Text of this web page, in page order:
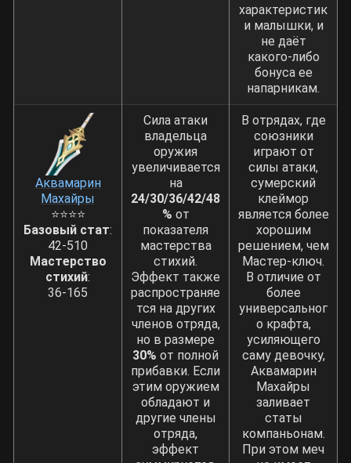
характеристик
и малышки, и
не даёт
какого-либо
бонуса ее
напарникам.
Аквамарин
Махайры
⭐⭐⭐⭐
Базовый стат:
42-510
Мастерство
стихий:
36-165
Сила атаки
владельца
оружия
увеличивается
на
24/30/36/42/48
% от
показателя
мастерства
стихий.
Эффект также
распространяе
тся на других
членов отряда,
но в размере
30% от полной
прибавки. Если
этим оружием
обладают и
другие члены
отряда,
эффект
В отрядах, где
союзники
играют от
силы атаки,
сумерский
клеймор
является более
хорошим
решением, чем
Мастер-ключ.
В отличие от
более
универсальног
о крафта,
усиляющего
саму девочку,
Аквамарин
Махайры
заливает
статы
компаньонам.
При этом меч